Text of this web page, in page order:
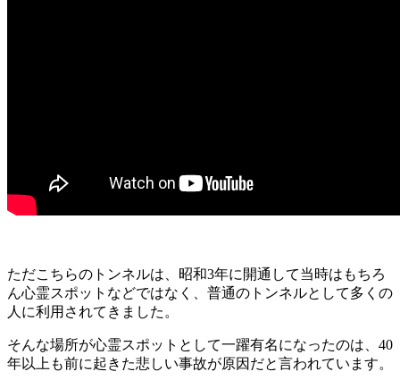
ただこちらのトンネルは、昭和3年に開通して当時はもちろ
ん心霊スポットなどではなく、普通のトンネルとして多くの
人に利用されてきました。
そんな場所が心霊スポットとして一躍有名になったのは、40
年以上も前に起きた悲しい事故が原因だと言われています。